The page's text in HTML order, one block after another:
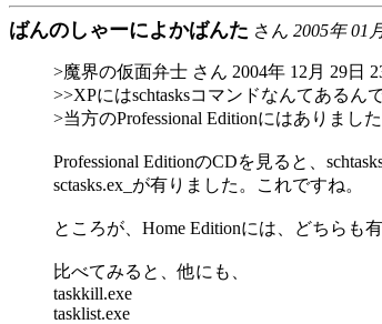
ばんのしゃーによかばんた さん 2005年 01
>魔界の仮面弁士 さん 2004年 12月 29日
>>XPにはschtasksコマンドなんてあるん
>当方のProfessional Editionにはありました
Professional EditionのCDを見ると、
sctasks.ex_が有りました。これですね。
ところが、Home Editionには、どちらも
比べてみると、他にも、
taskkill.exe
tasklist.exe